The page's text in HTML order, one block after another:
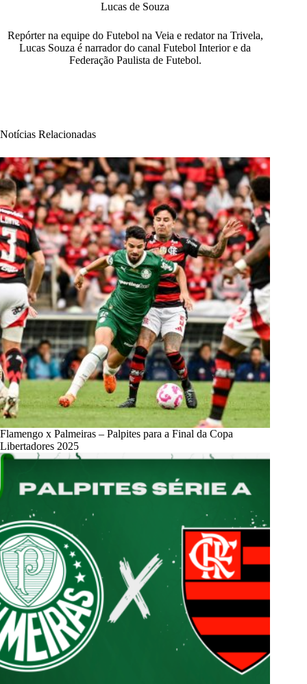
Lucas de Souza
Repórter na equipe do Futebol na Veia e redator na Trivela,
Lucas Souza é narrador do canal Futebol Interior e da
Federação Paulista de Futebol.
Notícias Relacionadas
Flamengo x Palmeiras – Palpites para a Final da Copa
Libertadores 2025